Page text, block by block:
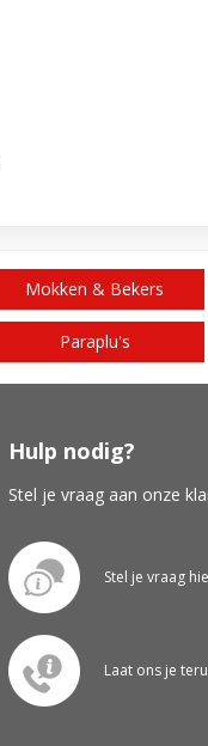
Mokken & Bekers
Paraplu's
Hulp nodig?
Stel je vraag aan onze
Stel je vraag
Laat ons je